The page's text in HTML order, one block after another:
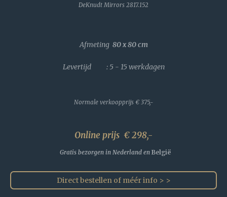
DeKnudt Mirrors 2817.152
Afmeting80 x 80cm
Levertijd : 5 - 15 werkdagen
Normale verkoopprijs € 375,-
Online prijs € 298,-
Gratis bezorgen in Nederland en België
Direct bestellen of méér info > >